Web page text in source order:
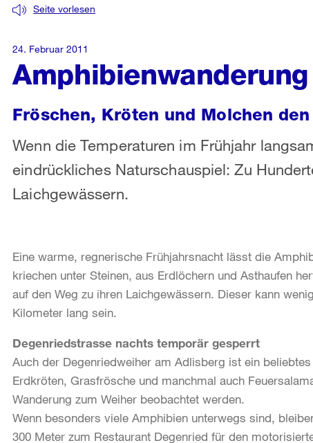
Seite vorlesen
Fröschen, Kröten und Molchen
Wenn die Temperaturen im Frühjahr
eindrückliches Naturschauspiel: Zu
Laichgewässern.
24. Februar 2011
Eine warme, regnerische Frühjahrsnacht lässt die
kriechen unter Steinen, aus Erdlöchern und Asthaufen
auf den Weg zu ihren Laichgewässern. Dieser kann
Kilometer lang sein.
Degenriedstrasse nachts temporär gesperrt
Auch der Degenriedweiher am Adlisberg ist ein
Erdkröten, Grasfrösche und manchmal auch
Wanderung zum Weiher beobachtet werden.
Wenn besonders viele Amphibien unterwegs sind,
300 Meter zum Restaurant Degenried für den